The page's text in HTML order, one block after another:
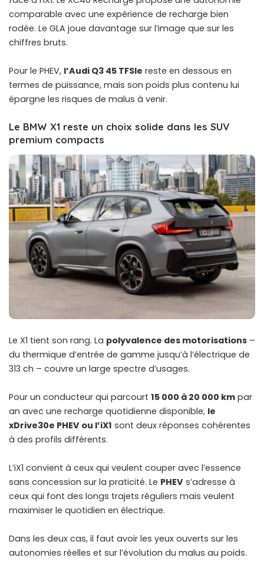
comparable avec une expérience de recharge bien
rodée. Le GLA joue davantage sur l’image que sur les
chiffres bruts.
Pour le PHEV, l’Audi Q3 45 TFSIe reste en dessous en
termes de puissance, mais son poids plus contenu lui
épargne les risques de malus à venir.
Le BMW X1 reste un choix solide dans les SUV
premium compacts
Le X1 tient son rang. La polyvalence des motorisations –
du thermique d’entrée de gamme jusqu’à l’électrique de
313 ch – couvre un large spectre d’usages.
Pour un conducteur qui parcourt 15 000 à 20 000 km par
an avec une recharge quotidienne disponible, le
xDrive30e PHEV ou l’iX1 sont deux réponses cohérentes
à des profils différents.
L’iX1 convient à ceux qui veulent couper avec l’essence
sans concession sur la praticité. Le PHEV s’adresse à
ceux qui font des longs trajets réguliers mais veulent
maximiser le quotidien en électrique.
Dans les deux cas, il faut avoir les yeux ouverts sur les
autonomies réelles et sur l’évolution du malus au poids.